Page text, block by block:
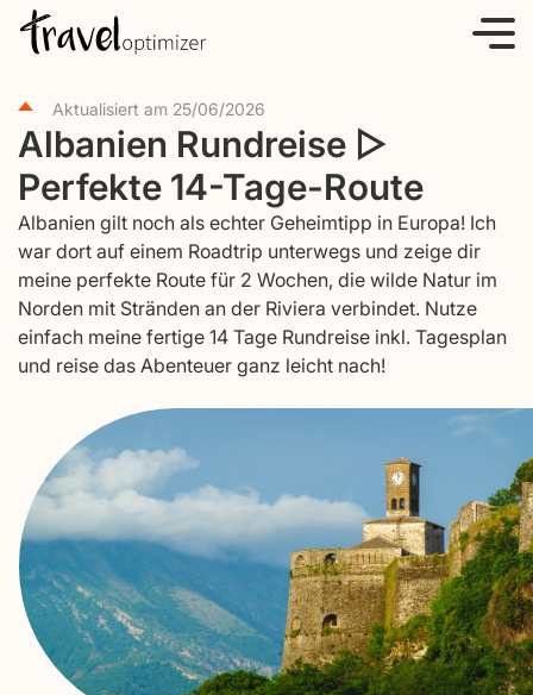
Aktualisiert am 25/06/2026
Albanien Rundreise ▷
Perfekte 14-Tage-Route
Albanien gilt noch als echter Geheimtipp in Europa! Ich
war dort auf einem Roadtrip unterwegs und zeige dir
meine perfekte Route für 2 Wochen, die wilde Natur im
Norden mit Stränden an der Riviera verbindet. Nutze
einfach meine fertige 14 Tage Rundreise inkl. Tagesplan
und reise das Abenteuer ganz leicht nach!